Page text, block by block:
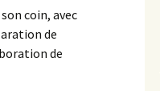
coin, avec
de
de